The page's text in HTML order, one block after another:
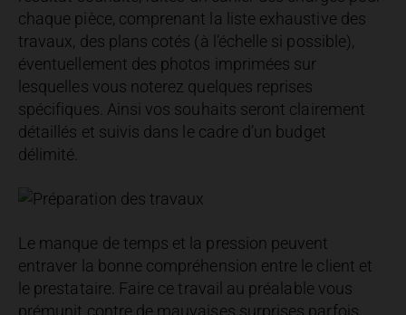
chaque pièce, comprenant la liste exhaustive des
travaux, des plans cotés (à l’échelle si possible),
éventuellement des photos imprimées sur
lesquelles vous noterez quelques reprises
spécifiques. Ainsi vos souhaits seront clairement
détaillés et suivis dans le cadre d’un budget
délimité.
Le manque de temps et la pression peuvent
entraver la bonne compréhension entre le client et
le prestataire. Faire ce travail au préalable vous